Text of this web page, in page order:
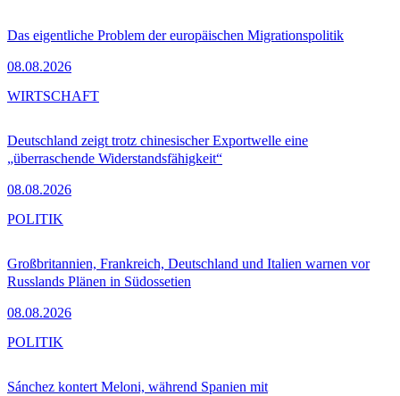
Das eigentliche Problem der europäischen Migrationspolitik
08.08.2026
Deutschland zeigt trotz chinesischer Exportwelle eine
„überraschende Widerstandsfähigkeit“
08.08.2026
WIRTSCHAFT
Großbritannien, Frankreich, Deutschland und Italien warnen vor
Russlands Plänen in Südossetien
08.08.2026
POLITIK
Sánchez kontert Meloni, während Spanien mit
POLITIK